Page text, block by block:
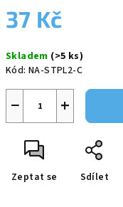
37 Kč
cena:
Skladem (>5 ks)
Kód: NA-STPL2-C
+
−
Zeptat se Sdílet